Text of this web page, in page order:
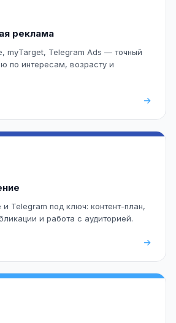
реклама
myTarget, Telegram Ads — точный
по интересам, возрасту и
и Telegram под ключ: контент-план,
и работа с аудиторией.